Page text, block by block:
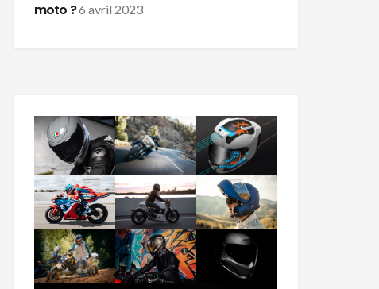
moto ?6 avril 2023